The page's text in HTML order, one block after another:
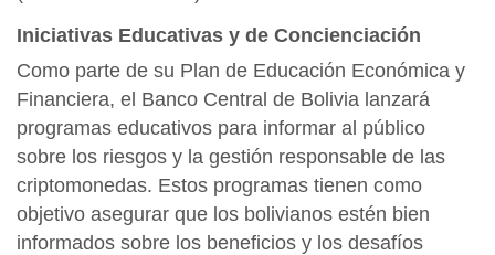
Iniciativas Educativas y de Concienciación
Como parte de su Plan de Educación Económica y
Financiera, el Banco Central de Bolivia lanzará
programas educativos para informar al público
sobre los riesgos y la gestión responsable de las
criptomonedas. Estos programas tienen como
objetivo asegurar que los bolivianos estén bien
informados sobre los beneficios y los desafíos